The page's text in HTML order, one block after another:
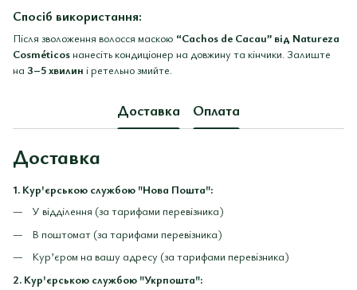
Спосіб використання:
Після зволоження волосся маскою “Cachos de Cacau” від Natureza
Cosméticos нанесіть кондиціонер на довжину та кінчики. Залиште
на 3–5 хвилин і ретельно змийте.
Доставка Оплата
Доставка
1. Кур'єрською службою "Нова Пошта":
У відділення (за тарифами перевізника)
В поштомат (за тарифами перевізника)
Кур’єром на вашу адресу (за тарифами перевізника)
2. Кур'єрською службою "Укрпошта":